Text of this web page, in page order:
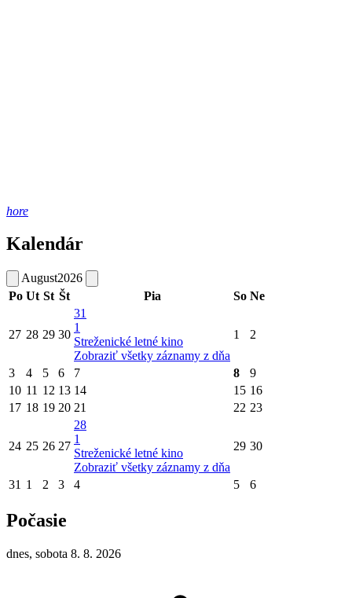
hore
Kalendár
August2026
Po Ut St Št Pia So Ne
27 28 29 30
31
1
Streženické letné kino
Zobraziť všetky záznamy z dňa
1 2
3 4 5 6 7 8
9
10 11 12 13 14 15 16
17 18 19 20 21 22 23
24 25 26 27
28
1
Streženické letné kino
Zobraziť všetky záznamy z dňa
29 30
31 1 2 3 4 5 6
Počasie
dnes, sobota 8. 8. 2026